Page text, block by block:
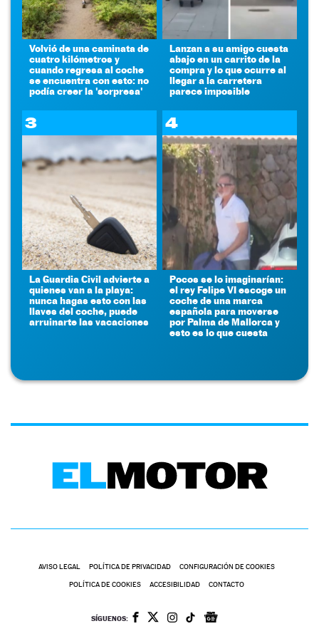
Volvió de una caminata de
cuatro kilómetros y
cuando regresa al coche
se encuentra con esto: no
podía creer la 'sorpresa'
Lanzan a su amigo cuesta
abajo en un carrito de la
compra y lo que ocurre al
llegar a la carretera
parece imposible
3
La Guardia Civil advierte a
quienes van a la playa:
nunca hagas esto con las
llaves del coche, puede
arruinarte las vacaciones
4
Pocos se lo imaginarían:
el rey Felipe VI escoge un
coche de una marca
española para moverse
por Palma de Mallorca y
esto es lo que cuesta
AVISO LEGAL POLÍTICA DE PRIVACIDAD CONFIGURACIÓN DE COOKIES
POLÍTICA DE COOKIES ACCESIBILIDAD CONTACTO
SÍGUENOS: